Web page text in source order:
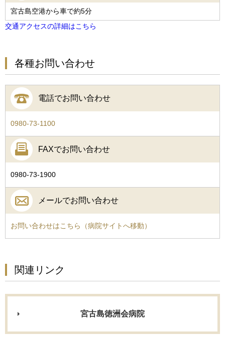
宮古島空港から車で約5分
交通アクセスの詳細はこちら
各種お問い合わせ
電話でお問い合わせ
0980-73-1100
FAXでお問い合わせ
0980-73-1900
メールでお問い合わせ
お問い合わせはこちら（病院サイトへ移動）
関連リンク
宮古島徳洲会病院